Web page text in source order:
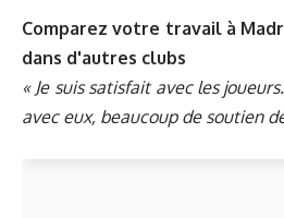
Comparez votre travail à
dans d'autres clubs
« Je suis satisfait avec les
avec eux, beaucoup de soutien